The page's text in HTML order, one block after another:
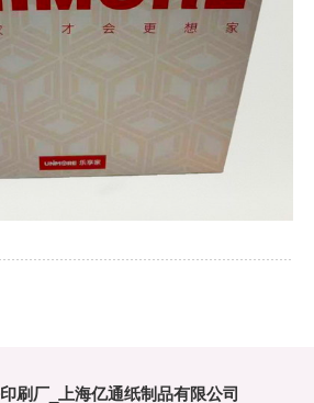
刷厂_上海亿通纸制品有限公司